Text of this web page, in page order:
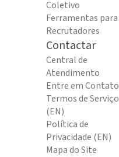
Coletivo
Ferramentas para
Recrutadores
Contactar
Central de
Atendimento
Entre em Contato
Termos de Serviço
(EN)
Política de
Privacidade (EN)
Mapa do Site